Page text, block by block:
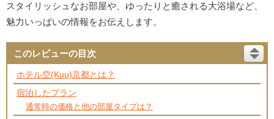
スタイリッシュなお部屋や、ゆったりと癒される大浴場など、
魅力いっぱいの情報をお伝えします。
このレビューの目次
ホテル空(Kuu)京都とは？
宿泊したプラン
通常時の価格と他の部屋タイプは？